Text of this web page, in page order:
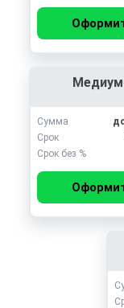
Сумма
Срок
Срок без %